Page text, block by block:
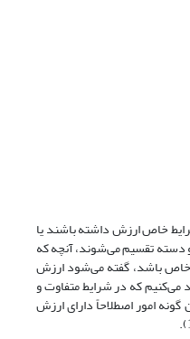
خاص ارزش داشته باشند یا
دسته تقسیم می‌شوند، آنچه که
خاص باشد، گفته می‌شود ارزش
می‌کنیم که در شرایط متفاوت و
امور اصطلاحاً دارای ارزش